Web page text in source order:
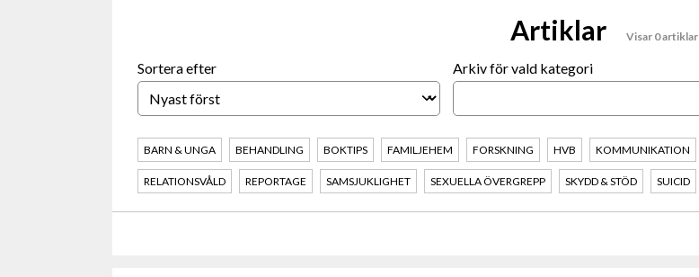
Artiklar Visar 0 artiklar
Sortera efter
Arkiv för vald kategori
BARN & UNGA BEHANDLING BOKTIPS FAMILJEHEM FORSKNING HVB KOMMUNIKATION
RELATIONSVÅLD REPORTAGE SAMSJUKLIGHET SEXUELLA ÖVERGREPP SKYDD & STÖD SUICID